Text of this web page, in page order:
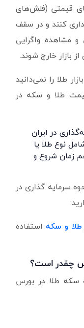
قیمتی (فلش‌های
کنند و در سقف
مشاهده واگرایی
طلا را نمی‌دانید
طلا و سکه در
در ایران
نوع طلا یا
زمان شروع و
سرمایه گذاری در
طلا و سکه استفاده
چقدر است؟
سکه طلا در بورس